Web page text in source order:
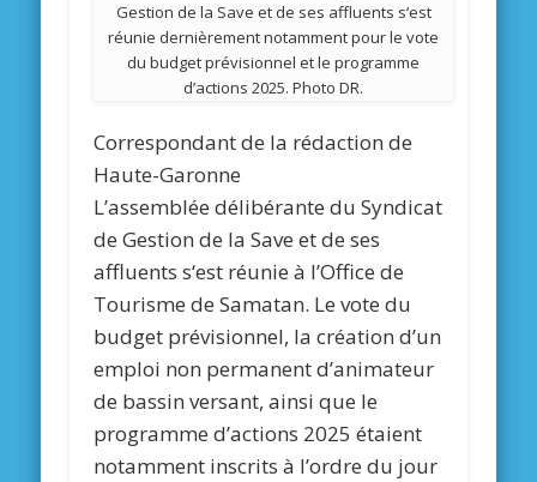
Gestion de la Save et de ses affluents s‘est
réunie dernièrement notamment pour le vote
du budget prévisionnel et le programme
d’actions 2025. Photo DR.
Correspondant de la rédaction de
Haute-Garonne
L’assemblée délibérante du Syndicat
de Gestion de la Save et de ses
affluents s‘est réunie à l’Office de
Tourisme de Samatan. Le vote du
budget prévisionnel, la création d’un
emploi non permanent d’animateur
de bassin versant, ainsi que le
programme d’actions 2025 étaient
notamment inscrits à l’ordre du jour